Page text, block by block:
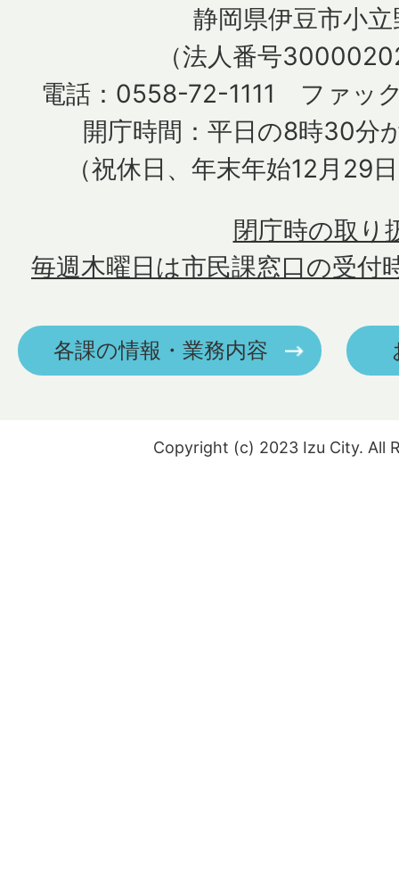
静岡県伊豆市小
（法人番号
電話：0558-72-1111 ファッ
開庁時間：平日の8時30分
（祝休日、年末年始12月29
毎週木曜日は市民課窓口の受付
閉庁時の取り
各課の情報・業務内容
Copyright (c) 2023 Izu City. All